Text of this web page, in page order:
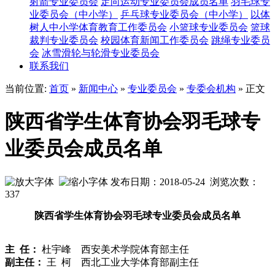
业委员会（中小学）
乒乓球专业委员会（中小学）
以体
树人中小学体育教育工作委员会 小篮球专业委员会 篮球
裁判专业委员会 校园体育新闻工作委员会 跳绳专业委员
会 冰雪滑轮与轮滑专业委员会
联系我们
当前位置: 首页 » 新闻中心 » 专业委员会 » 专委会机构 » 正文
陕西省学生体育协会羽毛球专
业委员会成员名单
发布日期：2018-05-24 浏览次数：
337
陕西省学生体育协会羽毛球专业委员会成员名单
主 任： 杜宇峰 西安美术学院体育部主任
副主任：
王 柯 西北工业大学体育部副主任